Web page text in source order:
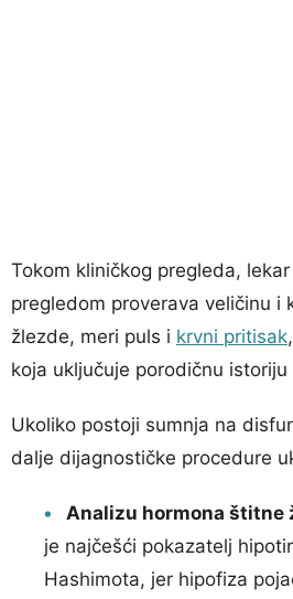
Tokom kliničkog pregleda,
pregledom proverava veličinu i
žlezde, meri puls i krvni pritisak
koja uključuje porodičnu
Ukoliko postoji sumnja na
dalje dijagnostičke procedure
Analizu hormona štitne
je najčešći pokazatelj
Hashimota, jer hipofiza